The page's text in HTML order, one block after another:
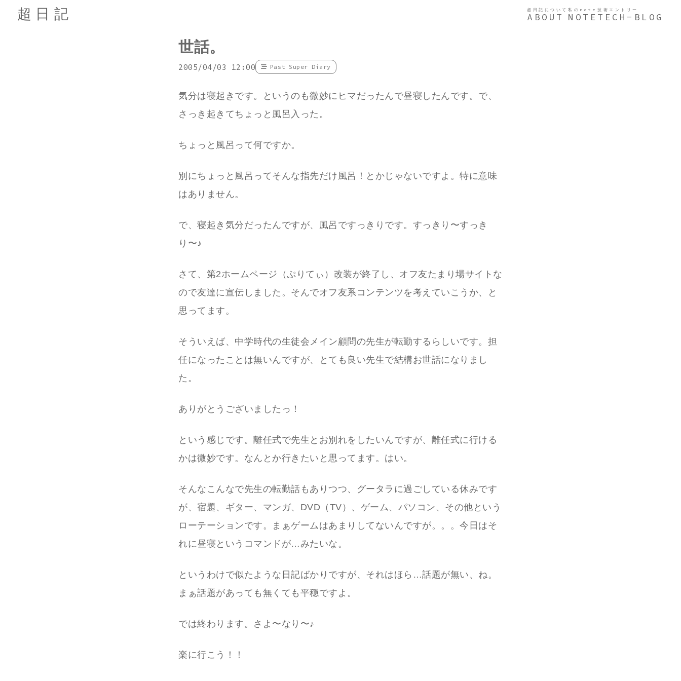
超日記 超日記について
ABOUT
私のnote
NOTE
技術エントリー
TECH-BLOG
世話。
2005/04/03 12:00 Past Super Diary
気分は寝起きです。というのも微妙にヒマだったんで昼寝したんです。で、
さっき起きてちょっと風呂入った。
ちょっと風呂って何ですか。
別にちょっと風呂ってそんな指先だけ風呂！とかじゃないですよ。特に意味
はありません。
で、寝起き気分だったんですが、風呂ですっきりです。すっきり〜すっき
り〜♪
さて、第2ホームページ（ぷりてぃ）改装が終了し、オフ友たまり場サイトな
ので友達に宣伝しました。そんでオフ友系コンテンツを考えていこうか、と
思ってます。
そういえば、中学時代の生徒会メイン顧問の先生が転勤するらしいです。担
任になったことは無いんですが、とても良い先生で結構お世話になりまし
た。
ありがとうございましたっ！
という感じです。離任式で先生とお別れをしたいんですが、離任式に行ける
かは微妙です。なんとか行きたいと思ってます。はい。
そんなこんなで先生の転勤話もありつつ、グータラに過ごしている休みです
が、宿題、ギター、マンガ、DVD（TV）、ゲーム、パソコン、その他という
ローテーションです。まぁゲームはあまりしてないんですが。。。今日はそ
れに昼寝というコマンドが…みたいな。
というわけで似たような日記ばかりですが、それはほら…話題が無い、ね。
まぁ話題があっても無くても平穏ですよ。
では終わります。さよ〜なり〜♪
楽に行こう！！